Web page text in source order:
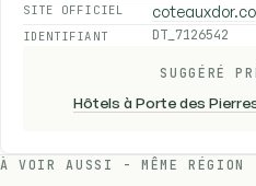
SITE OFFICIEL
IDENTIFIANT DT_7126542
SUGGÉRÉ
Hôtels à Porte des
À VOIR AUSSI - MÊME RÉGION